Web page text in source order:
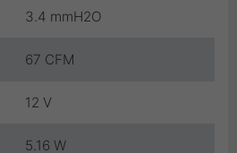
3.4 mmH2O
67 CFM
12 V
5.16 W